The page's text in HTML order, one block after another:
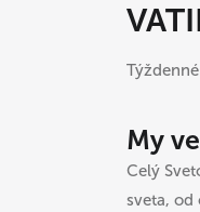
My
Celý
sveta, od